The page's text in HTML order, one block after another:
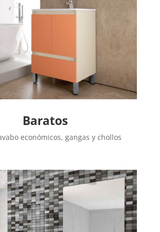
Baratos
económicos, gangas y chollos